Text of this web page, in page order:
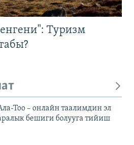
Туризм
Тоо – онлайн таалимдин эл
бешиги болууга тийиш